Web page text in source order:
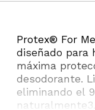
Protex® For
diseñado para
máxima
desodorante.
eliminando el